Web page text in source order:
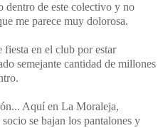
dentro de este colectivo y no
me parece muy dolorosa.
fiesta en el club por estar
semejante cantidad de millones
Aquí en La Moraleja,
se bajan los pantalones y